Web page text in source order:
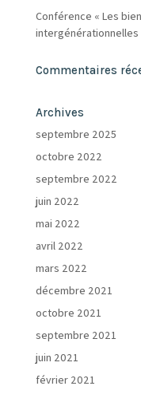
Conférence « Les
intergénérationnelles
Commentaires
Archives
septembre 2025
octobre 2022
septembre 2022
juin 2022
mai 2022
avril 2022
mars 2022
décembre 2021
octobre 2021
septembre 2021
juin 2021
février 2021